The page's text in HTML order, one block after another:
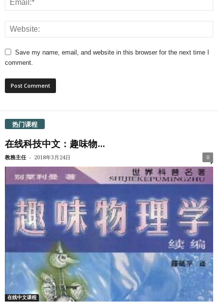
Save my name, email, and website in this browser for the next time I
comment.
热门课程
在线科技中文：趣味物...
教務主任 - 2018年3月24日 0
在线中文课程